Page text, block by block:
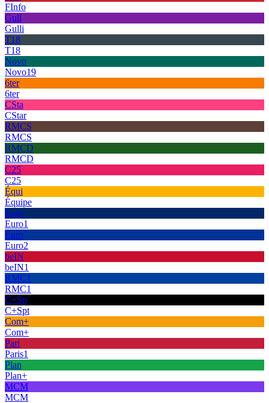
FInfo
Gull
Gulli
T18
T18
Novo
Novo19
6ter
6ter
CSta
CStar
RMCS
RMCS
RMCD
RMCD
C25
C25
Équi
Équipe
Euro
Euro1
Euro
Euro2
beIN
beIN1
RMC1
RMC1
C+Sp
C+Spt
Com+
Com+
Pari
Paris1
Plan
Plan+
MCM
MCM